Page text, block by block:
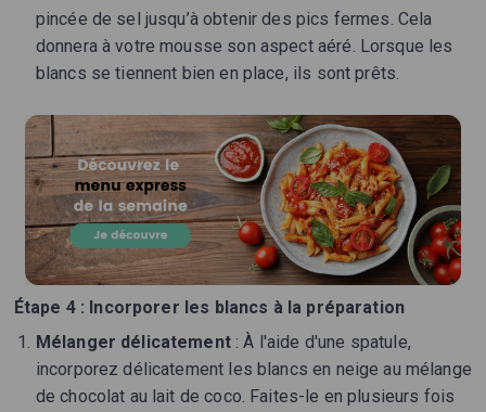
pincée de sel jusqu’à obtenir des pics fermes. Cela
donnera à votre mousse son aspect aéré. Lorsque les
blancs se tiennent bien en place, ils sont prêts.
Étape 4 : Incorporer les blancs à la préparation
Mélanger délicatement: À l'aide d'une spatule,
incorporez délicatement les blancs en neige au mélange
de chocolat au lait de coco. Faites-le en plusieurs fois